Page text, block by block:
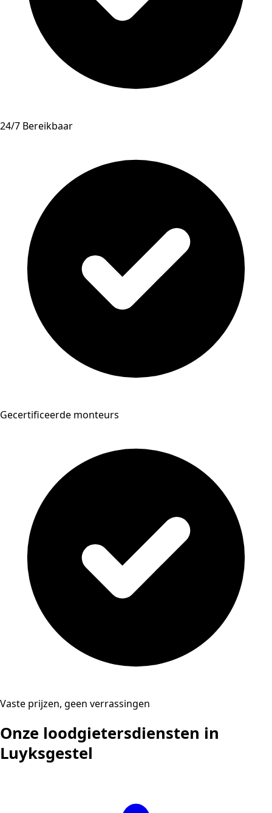
24/7 Bereikbaar
Gecertificeerde monteurs
Vaste prijzen, geen verrassingen
Onze loodgietersdiensten in
Luyksgestel